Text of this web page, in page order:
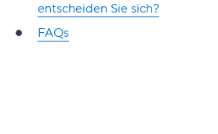
entscheiden Sie sich?
FAQs